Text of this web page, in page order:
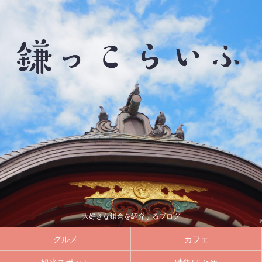
大好きな鎌倉を紹介するブログ
グルメ カフェ